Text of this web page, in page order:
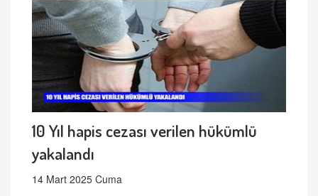
10 Yıl hapis cezası verilen hükümlü
yakalandı
14 Mart 2025 Cuma